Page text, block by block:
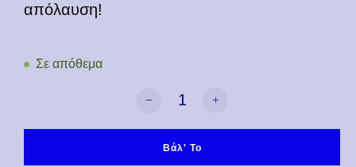
απόλαυση!
Σε απόθεμα
Playmydick ποσότητα
Βάλ' Το